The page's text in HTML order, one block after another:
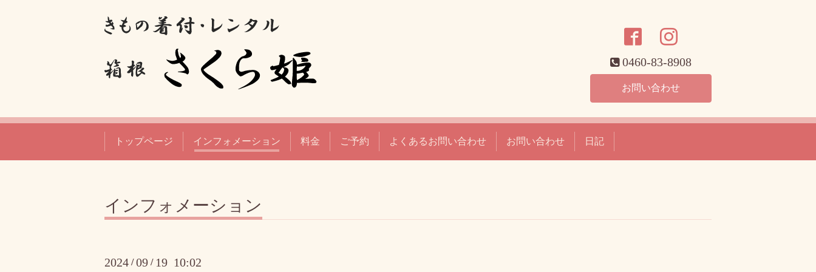
0460-83-8908
お問い合わせ
トップページ インフォメーション 料金 ご予約 よくあるお問い合わせ お問い合わせ 日記
インフォメーション
2024 /09 / 19 10:02